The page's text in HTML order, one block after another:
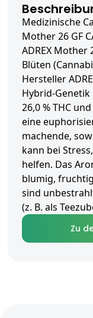
Medizinische
Mother 26 GF
ADREX Mother
Blüten
Hersteller
Hybrid-
26,0 % THC
eine
machende,
kann bei
helfen. Das
blumig,
sind
(z. B. als
Zu